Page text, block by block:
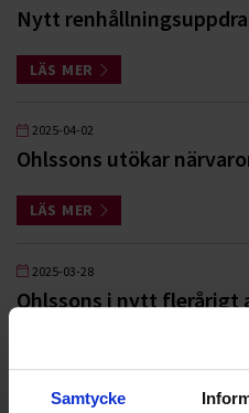
Samtycke
Nytt
LÄS MER
2025-04-02
Ohlssons utökar
LÄS MER
2025-03-28
Ohlssons i nytt flerårigt